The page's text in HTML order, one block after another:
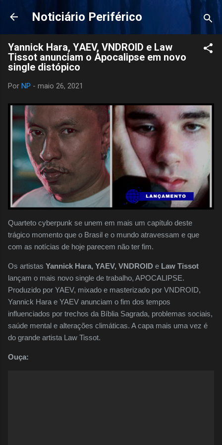
Pular para o conteúdo principal
Noticiário Periférico
Yannick Hara, YAEV, VNDROID e Law
Tissot anunciam o Apocalipse em novo
single distópico
Por NP - maio 26, 2021
Quarteto cyberpunk se unem em mais um capítulo deste
trágico momento que o Brasil e o mundo atravessam e que
com as notícias de hoje parecem não ter fim.
Os artistas Yannick Hara, YAEV, VNDROID e Law Tissot
lançam o mais novo single de trabalho, APOCALIPSE.
Produzido por YAEV, mixado e masterizado por VNDROID,
Yannick Hara e YAEV anunciam o fim dos tempos
influenciados por trechos da Bíblia Sagrada, problemas sociais,
saúde mental e alterações climáticas. A capa mais uma vez é
do grande artista Law Tissot.
Ouça: